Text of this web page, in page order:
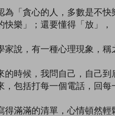
為「貪心的人，多數是不
快樂」；還要懂得「放」
家說，有一種心理現象，
的時候，我問自己，自己
，包括打每一個電話，回每
得滿滿的清單，心情頓然